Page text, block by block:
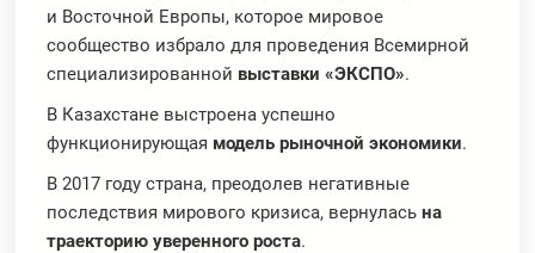
и Восточной Европы, которое мировое
сообщество избрало для проведения Всемирной
специализированной выставки «ЭКСПО».
В Казахстане выстроена успешно
функционирующая модель рыночной экономики.
В 2017 году страна, преодолев негативные
последствия мирового кризиса, вернуласьна
траекторию уверенного роста.